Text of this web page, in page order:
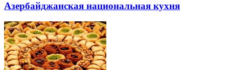
Азербайджанская национальная кухня